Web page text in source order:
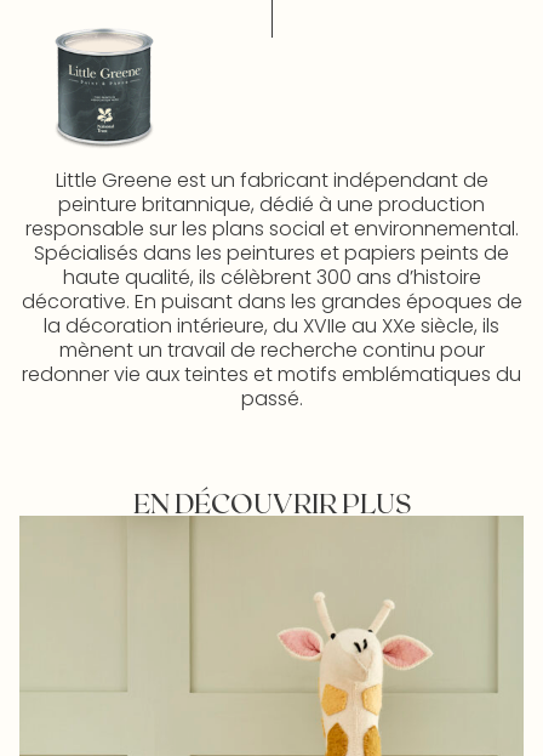
Little Greene est un fabricant indépendant de
peinture britannique, dédié à une production
responsable sur les plans social et environnemental.
Spécialisés dans les peintures et papiers peints de
haute qualité, ils célèbrent 300 ans d’histoire
décorative. En puisant dans les grandes époques de
la décoration intérieure, du XVIIe au XXe siècle, ils
mènent un travail de recherche continu pour
redonner vie aux teintes et motifs emblématiques du
passé.
EN DÉCOUVRIR PLUS